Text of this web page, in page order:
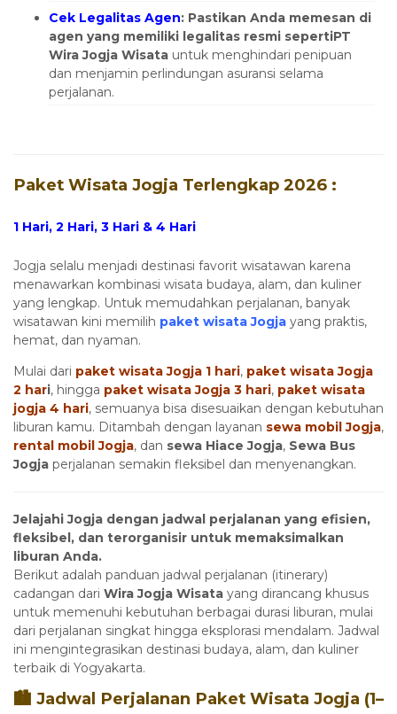
Cek Legalitas Agen: Pastikan Anda memesan di
agen yang memiliki legalitas resmi sepertiPT
Wira Jogja Wisata untuk menghindari penipuan
dan menjamin perlindungan asuransi selama
perjalanan.
Paket Wisata Jogja Terlengkap 2026 :
1 Hari, 2 Hari, 3 Hari & 4 Hari
Jogja selalu menjadi destinasi favorit wisatawan karena
menawarkan kombinasi wisata budaya, alam, dan kuliner
yang lengkap. Untuk memudahkan perjalanan, banyak
wisatawan kini memilih paket wisata Jogja yang praktis,
hemat, dan nyaman.
Mulai dari paket wisata Jogja 1 hari, paket wisata Jogja
2 hari, hingga paket wisata Jogja 3 hari, paket wisata
jogja 4 hari, semuanya bisa disesuaikan dengan kebutuhan
liburan kamu. Ditambah dengan layanan sewa mobil Jogja,
rental mobil Jogja, dan sewa Hiace Jogja, Sewa Bus
Jogja perjalanan semakin fleksibel dan menyenangkan.
Jelajahi Jogja dengan jadwal perjalanan yang efisien,
fleksibel, dan terorganisir untuk memaksimalkan
liburan Anda.
Berikut adalah panduan jadwal perjalanan (itinerary)
cadangan dari Wira Jogja Wisata yang dirancang khusus
untuk memenuhi kebutuhan berbagai durasi liburan, mulai
dari perjalanan singkat hingga eksplorasi mendalam. Jadwal
ini mengintegrasikan destinasi budaya, alam, dan kuliner
terbaik di Yogyakarta.
🏙️ Jadwal Perjalanan Paket Wisata Jogja (1–